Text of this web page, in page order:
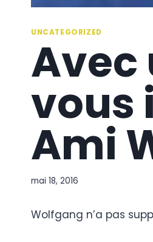
UNCATEGORIZED
Avec
vous
Ami
mai 18, 2016
Wolfgang n’a pas